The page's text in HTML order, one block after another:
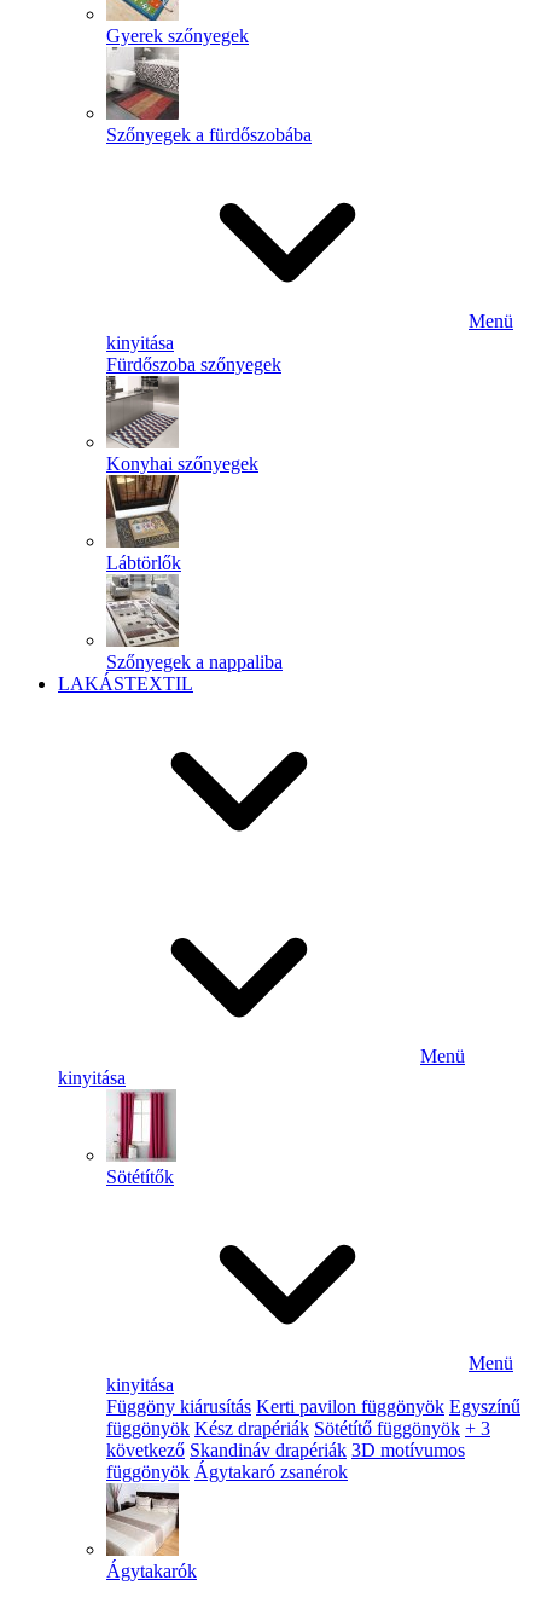
Gyerek szőnyegek
Szőnyegek a fürdőszobába
Menü
kinyitása
Fürdőszoba szőnyegek
Konyhai szőnyegek
Lábtörlők
Szőnyegek a nappaliba
LAKÁSTEXTIL
Menü
kinyitása
Sötétítők
Menü
kinyitása
Függöny kiárusítás Kerti pavilon függönyök Egyszínű
függönyök Kész drapériák Sötétítő függönyök + 3
következő Skandináv drapériák 3D motívumos
függönyök Ágytakaró zsanérok
Ágytakarók